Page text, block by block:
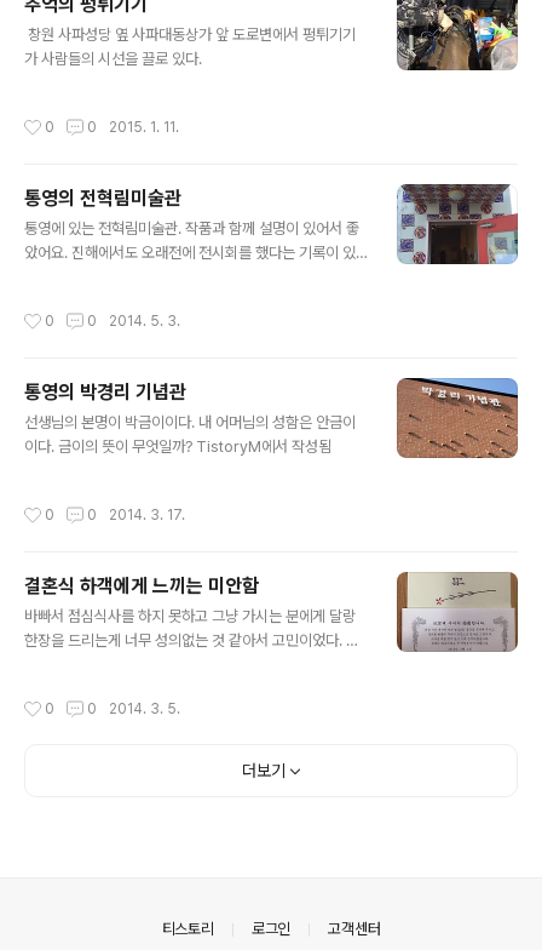
​​​​​​​ ​창원 사파성당 옆 사파대동상가 앞 도로변에서 펑튀기기
가 사람들의 시선을 끌로 있다.
0 0 2015. 1. 11.
통영의 전혁림미술관
통영에 있는 전혁림미술관. 작품과 함께 설명이 있어서 좋
았어요. 진해에서도 오래전에 전시회를 했다는 기록이 있
0 0 2014. 5. 3.
통영의 박경리 기념관
선생님의 본명이 박금이이다. 내 어머님의 성함은 안금이
이다. 금이의 뜻이 무엇일까? TistoryM에서 작성됨
0 0 2014. 3. 17.
결혼식 하객에게 느끼는 미안함
바빠서 점심식사를 하지 못하고 그냥 가시는 분에게 달랑
한장을 드리는게 너무 성의없는 것 같아서 고민이었다. 그
0 0 2014. 3. 5.
더보기
티스토리 로그인 고객센터